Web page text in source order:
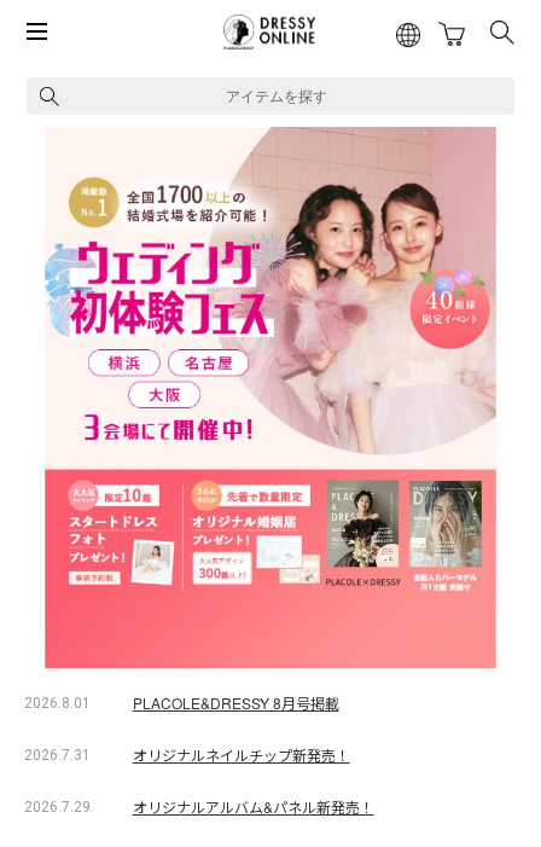
アイテムを探す
2026.8.01 PLACOLE&DRESSY 8月号掲載
2026.7.31 オリジナルネイルチップ新発売！
2026.7.29 オリジナルアルバム&パネル新発売！